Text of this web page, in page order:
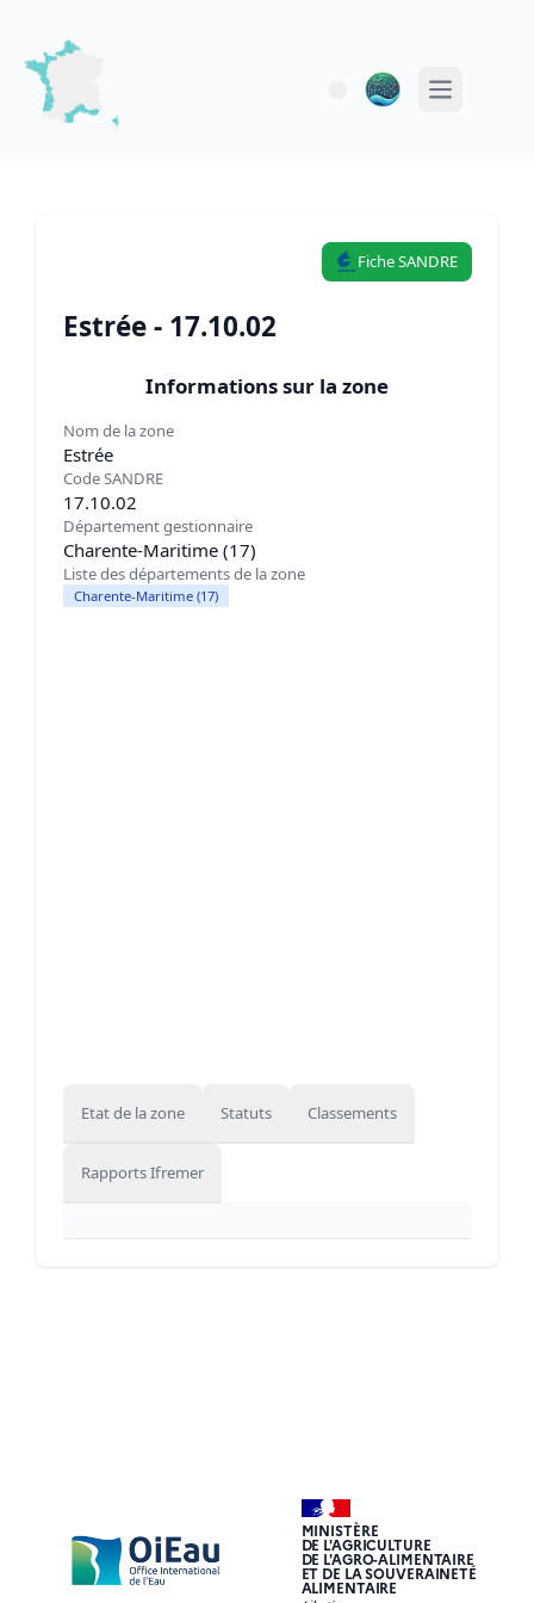
Open main
Fiche SANDRE
Estrée - 17.10.02
Informations sur la zone
Nom de la zone
Estrée
Code SANDRE
17.10.02
Département gestionnaire
Charente-Maritime (17)
Liste des départements de la zone
Charente-Maritime (17)
Etat de la zone Statuts Classements
Rapports Ifremer
MINISTÈRE
DE L'AGRICULTURE
DE L'AGRO-ALIMENTAIRE
ET DE LA SOUVERAINETÉ
ALIMENTAIRE